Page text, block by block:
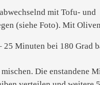
mit Tofu- und
(siehe Foto). Mit
Minuten bei 180 Grad
Die enstandene